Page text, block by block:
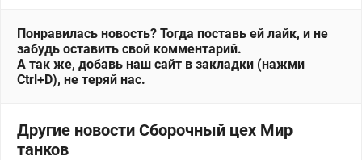
Понравилась новость? Тогда поставь ей лайк, и не
забудь оставить свой комментарий.
А так же, добавь наш сайт в закладки (нажми
Ctrl+D), не теряй нас.
Другие новости Сборочный цех Мир
танков